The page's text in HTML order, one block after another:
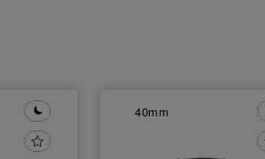
40mm